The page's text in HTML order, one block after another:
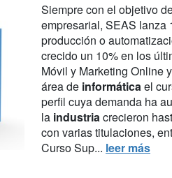
Siempre con el objetivo
empresarial, SEAS lanza
producción o
crecido un 10% en los
Móvil y Marketing Online
área de informática el
perfil cuya demanda ha
la industria crecieron
con varias titulaciones,
Curso Sup... leer más